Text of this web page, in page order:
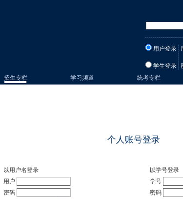
用户登录
学生登录
招生专栏 学习频道 统考专栏
个人账号登录
以用户名登录
用户
密码
以学号登录
学号
密码